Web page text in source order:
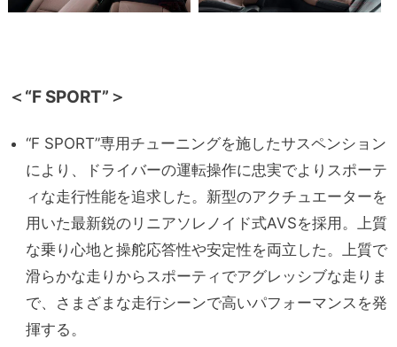
＜“F SPORT”＞
“F SPORT”専用チューニングを施したサスペンション
により、ドライバーの運転操作に忠実でよりスポーテ
ィな走行性能を追求した。新型のアクチュエーターを
用いた最新鋭のリニアソレノイド式AVSを採用。上質
な乗り心地と操舵応答性や安定性を両立した。上質で
滑らかな走りからスポーティでアグレッシブな走りま
で、さまざまな走行シーンで高いパフォーマンスを発
揮する。